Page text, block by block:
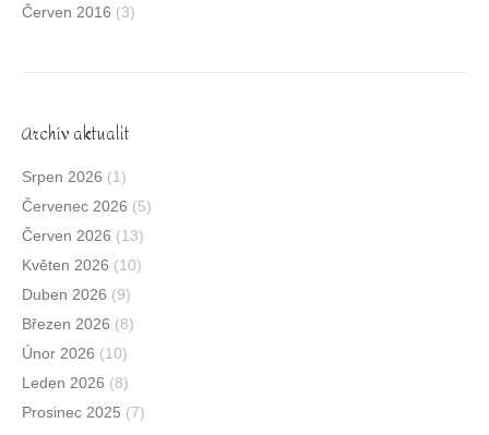
Červen 2016 (3)
Archív aktualit
Srpen 2026 (1)
Červenec 2026 (5)
Červen 2026 (13)
Květen 2026 (10)
Duben 2026 (9)
Březen 2026 (8)
Únor 2026 (10)
Leden 2026 (8)
Prosinec 2025 (7)